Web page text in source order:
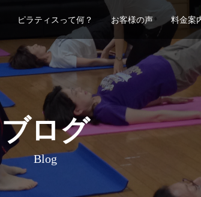
ピラティスって何？ お客様の声 料金案
ブログ
Blog